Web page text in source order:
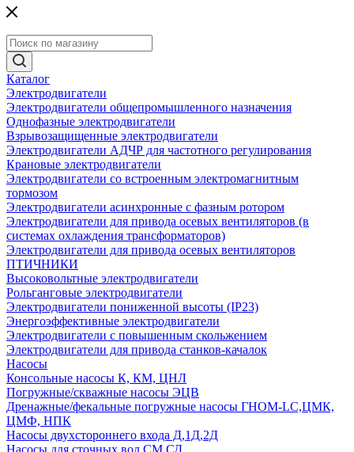
Каталог
Электродвигатели
Электродвигатели общепромышленного назначения
Однофазные электродвигатели
Взрывозащищенные электродвигатели
Электродвигатели АДЧР для частотного регулирования
Крановые электродвигатели
Электродвигатели со встроенным электромагнитным
тормозом
Электродвигатели асинхронные с фазным ротором
Электродвигатели для привода осевых вентиляторов (в
системах охлаждения трансформаторов)
Электродвигатели для привода осевых вентиляторов
ПТИЧНИКИ
Высоковольтные электродвигатели
Рольганговые электродвигатели
Электродвигатели пониженной высоты (IP23)
Энергоэффективные электродвигатели
Электродвигатели с повышенным скольжением
Электродвигатели для привода станков-качалок
Насосы
Консольные насосы К, КМ, ЦНЛ
Погружные/скважные насосы ЭЦВ
Дренажные/фекальные погружные насосы ГНОМ-LC,ЦМК,
ЦМФ, НПК
Насосы двухстороннего входа Д,1Д,2Д
Насосы для сточных вод СМ,СД